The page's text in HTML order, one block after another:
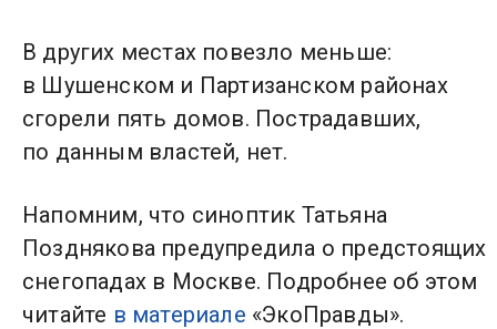
В других местах повезло меньше:
в Шушенском и Партизанском районах
сгорели пять домов. Пострадавших,
по данным властей, нет.
Напомним, что синоптик Татьяна
Позднякова предупредила о предстоящих
снегопадах в Москве. Подробнее об этом
читайте в материале «ЭкоПравды».